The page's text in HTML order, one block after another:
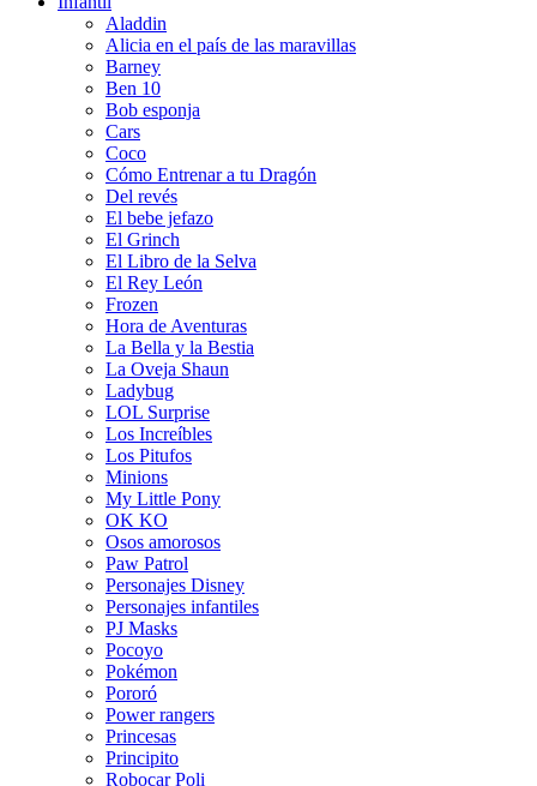
Aladdin
Alicia en el país de las maravillas
Barney
Ben 10
Bob esponja
Cars
Coco
Cómo Entrenar a tu Dragón
Del revés
El bebe jefazo
El Grinch
El Libro de la Selva
El Rey León
Frozen
Hora de Aventuras
La Bella y la Bestia
La Oveja Shaun
Ladybug
LOL Surprise
Los Increíbles
Los Pitufos
Minions
My Little Pony
OK KO
Osos amorosos
Paw Patrol
Personajes Disney
Personajes infantiles
PJ Masks
Pocoyo
Pokémon
Pororó
Power rangers
Princesas
Principito
Robocar Poli